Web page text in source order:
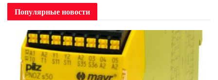
Популярные новости